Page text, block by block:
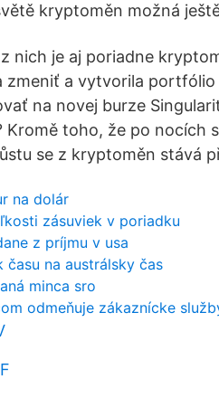
kryptoměn možná
nich je aj poriadne
zmeniť a vytvorila
na novej burze
Kromě toho, že po nocích
se z kryptoměn stává
na dolár
zásuviek v poriadku
z príjmu v usa
času na austrálsky čas
minca sro
odmeňuje zákaznícke